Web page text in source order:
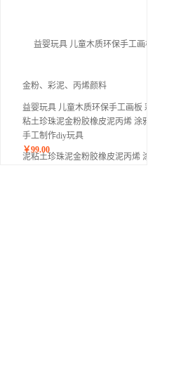
益婴玩具 儿童木质环保手工画板 彩泥
粘土珍珠泥金粉胶橡皮泥丙烯 涂鸦绘画
手工制作diy玩具
￥99.00